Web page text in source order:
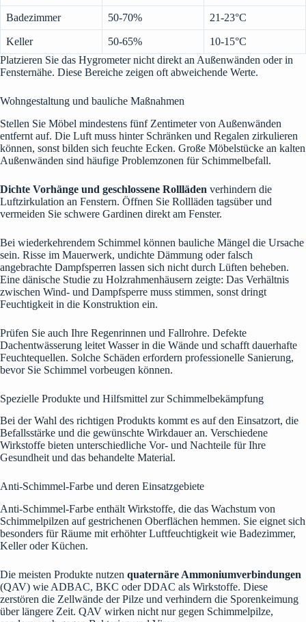
Badezimmer 50-70% 21-23°C
Keller 50-65%
10-15°C
Platzieren Sie das Hygrometer nicht direkt an Außenwänden oder in
Fensternähe. Diese Bereiche zeigen oft abweichende Werte.
Wohngestaltung und bauliche Maßnahmen
Stellen Sie Möbel mindestens fünf Zentimeter von Außenwänden
entfernt auf. Die Luft muss hinter Schränken und Regalen zirkulieren
können, sonst bilden sich feuchte Ecken. Große Möbelstücke an kalten
Außenwänden sind häufige Problemzonen für Schimmelbefall.
Dichte Vorhänge und geschlossene Rollläden verhindern die
Luftzirkulation an Fenstern. Öffnen Sie Rollläden tagsüber und
vermeiden Sie schwere Gardinen direkt am Fenster.
Bei wiederkehrendem Schimmel können bauliche Mängel die Ursache
sein. Risse im Mauerwerk, undichte Dämmung oder falsch
angebrachte Dampfsperren lassen sich nicht durch Lüften beheben.
Eine dänische Studie zu Holzrahmenhäusern zeigte: Das Verhältnis
zwischen Wind- und Dampfsperre muss stimmen, sonst dringt
Feuchtigkeit in die Konstruktion ein.
Prüfen Sie auch Ihre Regenrinnen und Fallrohre. Defekte
Dachentwässerung leitet Wasser in die Wände und schafft dauerhafte
Feuchtequellen. Solche Schäden erfordern professionelle Sanierung,
bevor Sie Schimmel vorbeugen können.
Spezielle Produkte und Hilfsmittel zur Schimmelbekämpfung
Bei der Wahl des richtigen Produkts kommt es auf den Einsatzort, die
Befallsstärke und die gewünschte Wirkdauer an. Verschiedene
Wirkstoffe bieten unterschiedliche Vor- und Nachteile für Ihre
Gesundheit und das behandelte Material.
Anti-Schimmel-Farbe und deren Einsatzgebiete
Anti-Schimmel-Farbe enthält Wirkstoffe, die das Wachstum von
Schimmelpilzen auf gestrichenen Oberflächen hemmen. Sie eignet sich
besonders für Räume mit erhöhter Luftfeuchtigkeit wie Badezimmer,
Keller oder Küchen.
Die meisten Produkte nutzen quaternäre Ammoniumverbindungen
(QAV) wie ADBAC, BKC oder DDAC als Wirkstoffe. Diese
zerstören die Zellwände der Pilze und verhindern die Sporenkeimung
über längere Zeit. QAV wirken nicht nur gegen Schimmelpilze,